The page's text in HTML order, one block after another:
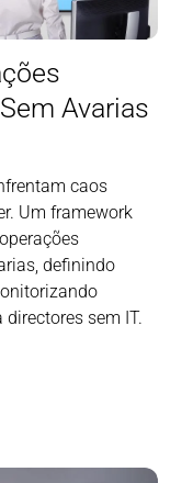
Avarias
caos
Um framework
definindo
sem IT.